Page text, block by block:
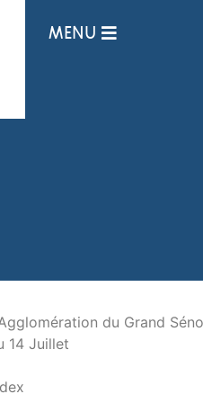
MENU
du Grand
14 Juillet